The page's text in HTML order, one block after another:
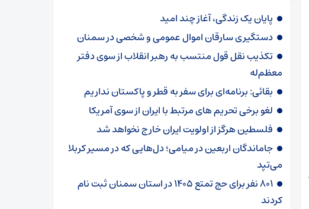
پایان یک زندگی، آغاز چند امید
دستگیری سارقان اموال عمومی و شخصی در سمنان
تکذیب نقل قول منتسب به رهبر انقلاب از سوی دفتر
معظم‌له
بقائی: برنامه‌ای برای سفر به قطر و پاکستان نداریم
لغو برخی تحریم های مرتبط با ایران از سوی آمریکا
فلسطین هرگز از اولویت ایران خارج نخواهد شد
جاماندگان اربعین در میامی؛ دل‌هایی که در مسیر کربلا
می‌تپد
۸۰۱ نفر برای حج تمتع ۱۴۰۵ در استان سمنان ثبت نام
کردند